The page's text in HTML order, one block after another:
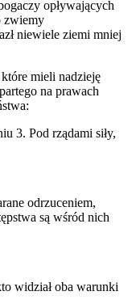
opływających
zwiemy
niewiele ziemi mniej
mieli nadzieję
na prawach
3. Pod rządami siły,
odrzuceniem,
są wśród nich
widział oba warunki